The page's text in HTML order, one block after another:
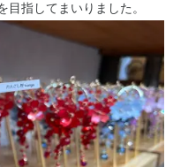
指してまいりました。